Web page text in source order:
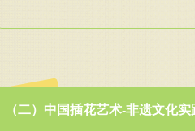
（二）中国插花艺术-非遗文化实